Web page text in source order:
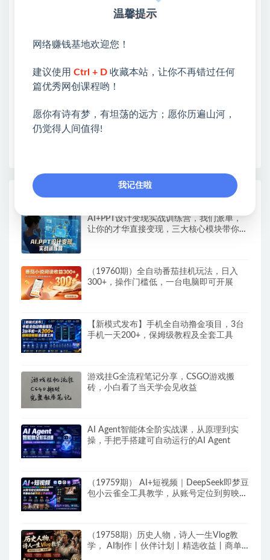
❤本站：本站整合多方资源站，主要面向互联网创业
❤能助您：找项目 + 低成本创业 + 减少信息差 + 见识
各种项目 + 提升网创认知。
开启网络之门，广受好评！
❤如果您也依存于互联网，欢迎加入本站会员，将尽
热门课程展示
AI+PPT设计变现实战训练营，我们派单，
让你的才华直接变现，三大核心模块带你构
（19760期）全自动番茄挂机玩法，日入
300+，操作门槛低，一台电脑即可开展
【新模式发布】手机全自动撸金项目，3台
手机一天200+，保姆级教程及全套工具
游戏挂G全流程笔记分享，CSGO游戏搬
砖，小白看了当天学会见收益
AI Agent智能体全阶实战课，从原理到实
操，手把手搭建可自动运行的AI Agent
（19759期） AI+短视频｜DeepSeek即梦豆
包小云雀全工具教学，从账号定位到剪映剪
（19758期）历史人物，诗人一生Vlog教
学， AI制作丨伙伴计划丨精选收益丨商单
温馨提示
网络赚钱基地欢迎您！
建议使用 Ctrl + D 收藏本站，让你不再错过任何
篇优秀网创课程哟！
愿你有诗有梦，有坦荡的远方；愿你历遍山河，
仍觉得人间值得!
我记住啦